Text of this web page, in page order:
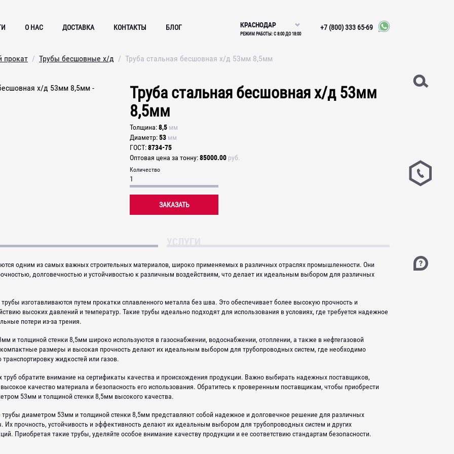
О НАС ДОСТАВКА КОНТАКТЫ БЛОГ КРАСНОДАР
РЕЖИМ РАБОТЫ: С 8:00 ДО 18:00
+7 (800) 333 65-69
прокат Трубы бесшовные х/д Труба стальная бесшовная х/д 53мм 8,5мм
Труба стальная бесшовная х/д 53мм
8,5мм
Толщина 8,5 мм
Диаметр 53 мм
ГОСТ 8734-75
Оптовая цена за тонну 85000.00 руб.
Количество
ЗАКАЗАТЬ
одним из самых важных строительных материалов, широко применяемых в различных отраслях промышленности. Они
долговечностью и устойчивостью к различным воздействиям, что делает их идеальным выбором для различных
изготавливаются путем прокатки сплавленного металла без шва. Это обеспечивает более высокую прочность и
высоких давлений и температур. Такие трубы идеально подходят для использования в условиях, где требуется надежное
потери из-за трения.
и толщиной стенки 8,5мм широко используются в газоснабжении, водоснабжении, отоплении, а также в нефтегазовой
размеры и высокая прочность делают их идеальным выбором для трубопроводных систем, где необходимо
жидкостей или газов.
труб обратите внимание на сертификаты качества и происхождения продукции. Важно выбирать надежных поставщиков,
качество материала и безопасность его использования. Обратитесь к проверенным поставщикам, чтобы приобрести
53мм и толщиной стенки 8,5мм высокого качества.
диаметром 53мм и толщиной стенки 8,5мм представляют собой надежное и долговечное решение для различных
прочность, устойчивость и эффективность делают их идеальным выбором для трубопроводных систем и других
Приобретая такие трубы, уделяйте особое внимание качеству продукции и ее соответствию стандартам безопасности.